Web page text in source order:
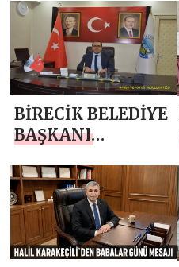
KARADAĞ `DAN 15
TEMMUZ
DEMOKRASİ VE
MİLLİ BİRLİK
GÜNÜ MESAJI
BİRECİK BELEDİYE
BAŞKANI
`TEN 15 TEMMUZ
DEMOKRASİ VE
MİLLİ BİRLİK
GÜNÜ MESAJI